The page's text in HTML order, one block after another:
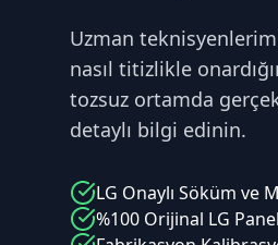
Uzman
nasıl titizlikle
tozsuz ortamda
detaylı bilgi edinin.
LG Onaylı Söküm ve
%100 Orijinal LG